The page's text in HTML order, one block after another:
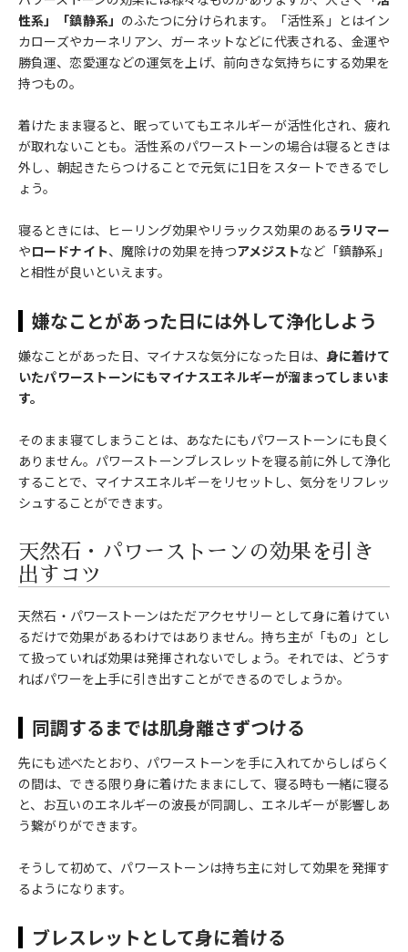
性系」「鎮静系」 のふたつに分けられます。「活性系」とはイン
カローズやカーネリアン、ガーネットなどに代表される、金運や
勝負運、恋愛運などの運気を上げ、前向きな気持ちにする効果を
持つもの。
着けたまま寝ると、眠っていてもエネルギーが活性化され、疲れ
が取れないことも。活性系のパワーストーンの場合は寝るときは
外し、朝起きたらつけることで元気に1日をスタートできるでし
ょう。
寝るときには、ヒーリング効果やリラックス効果のあるラリマー
やロードナイト、魔除けの効果を持つアメジストなど「鎮静系」
と相性が良いといえます。
嫌なことがあった日には外して浄化しよう
嫌なことがあった日、マイナスな気分になった日は、 身に着けて
いたパワーストーンにもマイナスエネルギーが溜まってしまいま
す。
そのまま寝てしまうことは、あなたにもパワーストーンにも良く
ありません。パワーストーンブレスレットを寝る前に外して浄化
することで、マイナスエネルギーをリセットし、気分をリフレッ
シュすることができます。
天然石・パワーストーンの効果を引き
出すコツ
天然石・パワーストーンはただアクセサリーとして身に着けてい
るだけで効果があるわけではありません。持ち主が「もの」とし
て扱っていれば効果は発揮されないでしょう。それでは、どうす
ればパワーを上手に引き出すことができるのでしょうか。
同調するまでは肌身離さずつける
先にも述べたとおり、パワーストーンを手に入れてからしばらく
の間は、できる限り身に着けたままにして、寝る時も一緒に寝る
と、お互いのエネルギーの波長が同調し、エネルギーが影響しあ
う繋がりができます。
そうして初めて、パワーストーンは持ち主に対して効果を発揮す
るようになります。
ブレスレットとして身に着ける